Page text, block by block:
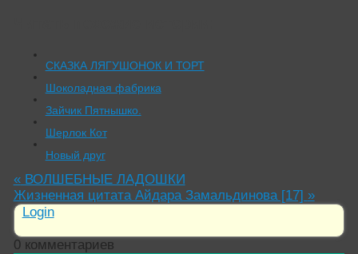
СКАЗКА ЛЯГУШОНОК И ТОРТ
Шоколадная фабрика
Зайчик Пятнышко.
Шерлок Кот
Новый друг
«ВОЛШЕБНЫЕ ЛАДОШКИ
Жизненная цитата Айдара Замальдинова [17] »
Login
0комментариев